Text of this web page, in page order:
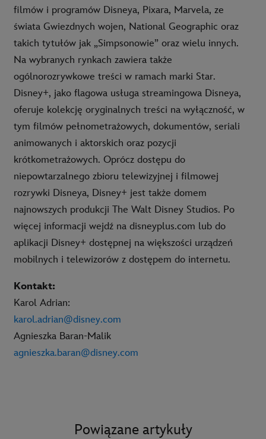
filmów i programów Disneya, Pixara, Marvela, ze
świata Gwiezdnych wojen, National Geographic oraz
takich tytułów jak „Simpsonowie” oraz wielu innych.
Na wybranych rynkach zawiera także
ogólnorozrywkowe treści w ramach marki Star.
Disney+, jako flagowa usługa streamingowa Disneya,
oferuje kolekcję oryginalnych treści na wyłączność, w
tym filmów pełnometrażowych, dokumentów, seriali
animowanych i aktorskich oraz pozycji
krótkometrażowych. Oprócz dostępu do
niepowtarzalnego zbioru telewizyjnej i filmowej
rozrywki Disneya, Disney+ jest także domem
najnowszych produkcji The Walt Disney Studios. Po
więcej informacji wejdź na disneyplus.com lub do
aplikacji Disney+ dostępnej na większości urządzeń
mobilnych i telewizorów z dostępem do internetu.
Kontakt:
Karol Adrian:
karol.adrian@disney.com
Agnieszka Baran-Malik
agnieszka.baran@disney.com
Powiązane artykuły